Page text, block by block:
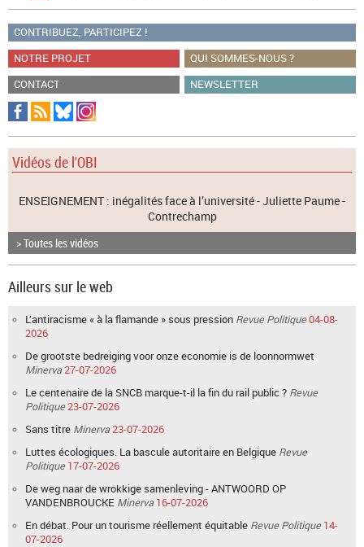
CONTRIBUEZ, PARTICIPEZ !
NOTRE PROJET
QUI SOMMES-NOUS ?
CONTACT
NEWSLETTER
Vidéos de l'OBI
ENSEIGNEMENT : inégalités face à l’université - Juliette Paume -
Contrechamp
> Toutes les vidéos
Ailleurs sur le web
L’antiracisme « à la flamande » sous pression Revue Politique04-08-
2026
De grootste bedreiging voor onze economie is de loonnormwet
Minerva27-07-2026
Le centenaire de la SNCB marque-t-il la fin du rail public ? Revue
Politique23-07-2026
Sans titre Minerva23-07-2026
Luttes écologiques. La bascule autoritaire en Belgique Revue
Politique 17-07-2026
De weg naar de wrokkige samenleving - ANTWOORD OP
VANDENBROUCKE Minerva 16-07-2026
En débat. Pour un tourisme réellement équitable Revue Politique 14-
07-2026